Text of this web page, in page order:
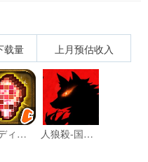
载量 上月预估收入
冒険ディグディグ2 人狼殺-国内初のフレンドボイスオンライン人狼ゲーム